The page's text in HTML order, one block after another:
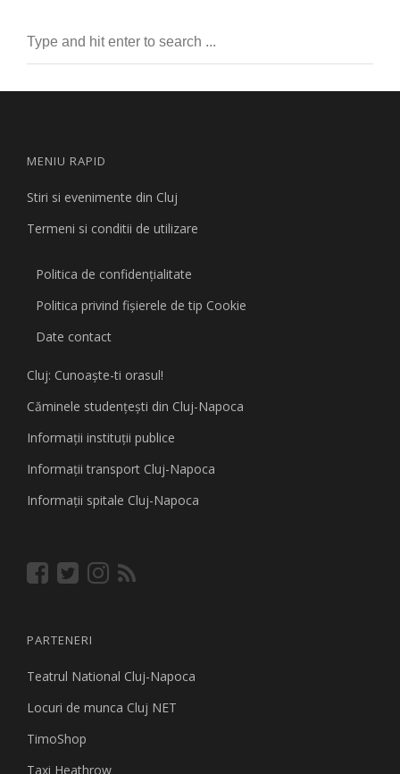
MENIU RAPID
Stiri si evenimente din Cluj
Termeni si conditii de utilizare
Politica de confidențialitate
Politica privind fişierele de tip Cookie
Date contact
Cluj: Cunoaşte-ti orasul!
Căminele studenţeşti din Cluj-Napoca
Informaţii instituţii publice
Informaţii transport Cluj-Napoca
Informaţii spitale Cluj-Napoca
PARTENERI
Teatrul National Cluj-Napoca
Locuri de munca Cluj NET
TimoShop
Taxi Heathrow